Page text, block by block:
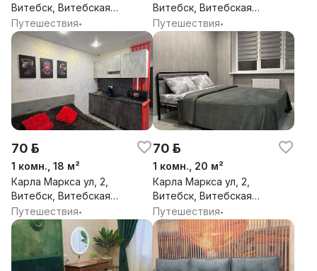
Витебск, Витебская
обл.
Путешествия•
Витебск, Витебская
обл.
Путешествия•
70 р.
1 комн., 18 м²
Карла Маркса ул, 2,
Витебск, Витебская
обл.
Путешествия•
70 р.
1 комн., 20 м²
Карла Маркса ул, 2,
Витебск, Витебская
обл.
Путешествия•